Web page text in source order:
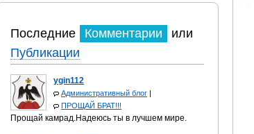
Последние Комментарии
или
Публикации
ygin112
Административный блог |
ПРОЩАЙ БРАТ!!!
Прощай камрад.Надеюсь ты в лучшем мире.